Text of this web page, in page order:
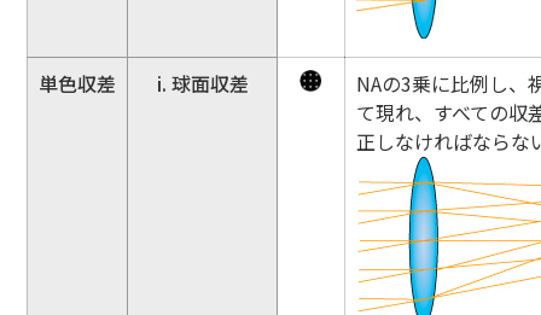
単色収差 i. 球面収差
NAの3乗に比例し、
て現れ、すべての収
正しなければならな